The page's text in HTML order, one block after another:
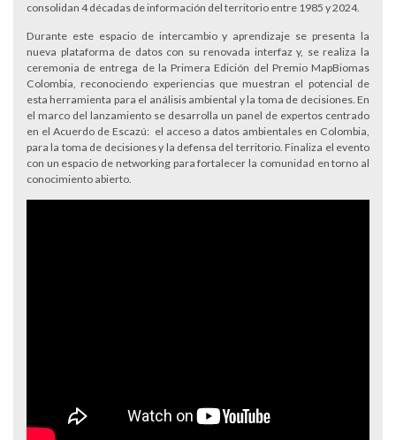
consolidan 4 décadas de información del territorio entre 1985 y 2024.
Durante este espacio de intercambio y aprendizaje se presenta la
nueva plataforma de datos con su renovada interfaz y, se realiza la
ceremonia de entrega de la Primera Edición del Premio MapBiomas
Colombia, reconociendo experiencias que muestran el potencial de
esta herramienta para el análisis ambiental y la toma de decisiones. En
el marco del lanzamiento se desarrolla un panel de expertos centrado
en el Acuerdo de Escazú: el acceso a datos ambientales en Colombia,
para la toma de decisiones y la defensa del territorio. Finaliza el evento
con un espacio de networking para fortalecer la comunidad en torno al
conocimiento abierto.